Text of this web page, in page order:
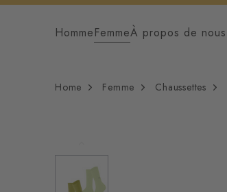
HommeFemmeÀ propos de nous
Home Femme Chaussettes